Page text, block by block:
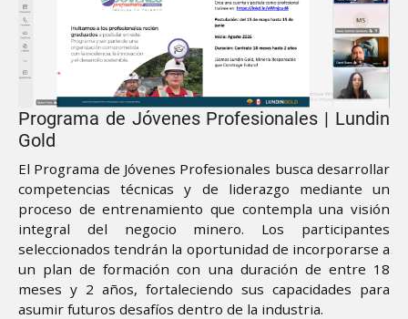
Programa de Jóvenes Profesionales | Lundin
Gold
El Programa de Jóvenes Profesionales busca desarrollar
competencias técnicas y de liderazgo mediante un
proceso de entrenamiento que contempla una visión
integral del negocio minero. Los participantes
seleccionados tendrán la oportunidad de incorporarse a
un plan de formación con una duración de entre 18
meses y 2 años, fortaleciendo sus capacidades para
asumir futuros desafíos dentro de la industria.